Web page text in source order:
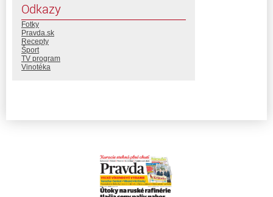
Odkazy
Fotky
Pravda.sk
Recepty
Šport
TV program
Vinotéka